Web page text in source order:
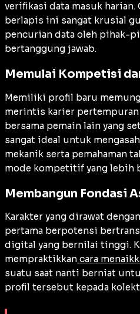
verifikasi data masuk harian.
berlapis ini sangat krusial
pencurian data oleh pihak-
bertanggung jawab.
Memulai Kompetisi
Memiliki profil baru
merintis karier
bersama pemain lain yang
sangat ideal untuk
mekanik serta pemahaman
mode kompetitif yang lebih
Membangun Fondasi
Karakter yang dirawat
pertama berpotensi
digital yang bernilai tinggi.
mempraktikkan cara
suatu saat nanti berniat
profil tersebut kepada